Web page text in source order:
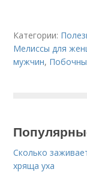
Категории:
Мелиссы для
мужчин,
Сколько
хряща уха